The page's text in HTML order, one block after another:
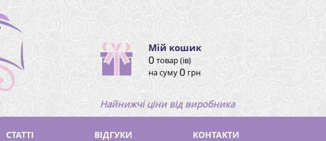
Мій кошик
0 товар (ів)
на суму0 грн
Найнижчі ціни від виробника
СТАТТІ ВІДГУКИ КОНТАКТИ